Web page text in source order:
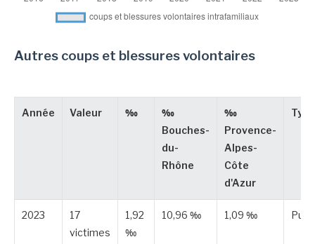
Autres coups et blessures volontaires
Année Valeur ‰
‰
Bouches-
du-
Rhône
‰
Provence-
Alpes-
Côte
d'Azur
Type
2023
17
victimes
1,92
‰
10,96 ‰ 1,09 ‰